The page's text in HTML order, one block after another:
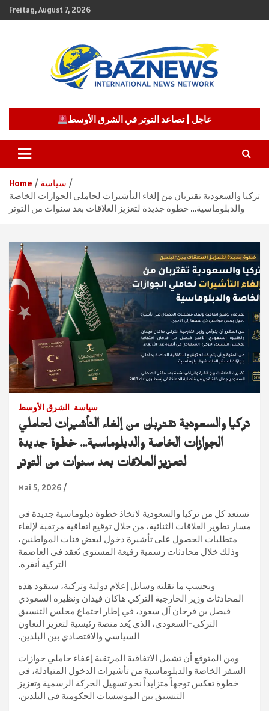
Skip
to
Freitag, August 7, 2026
BAZNEWS
عاجل | تصاعد التوتر في الشرق الأوسط
Home
سياسة
تركيا والسعودية تقتربان من إلغاء التأشيرات لحاملي الجوازات الخاصة
والدبلوماسية… خطوة جديدة لتعزيز العلاقات بعد سنوات من التوتر
الشرق الأوسط سياسة
تركيا والسعودية تقتربان من إلغاء التأشيرات لحاملي
الجوازات الخاصة والدبلوماسية… خطوة جديدة
لتعزيز العلاقات بعد سنوات من التوتر
Mai 5, 2026
تستعد كل من تركيا والسعودية لاتخاذ خطوة دبلوماسية جديدة في
مسار تطوير العلاقات الثنائية، من خلال توقيع اتفاقية مرتقبة لإلغاء
متطلبات الحصول على تأشيرة دخول لبعض فئات المواطنين،
وذلك خلال محادثات رسمية رفيعة المستوى تُعقد في العاصمة
التركية أنقرة.
وبحسب ما نقلته وسائل إعلام دولية وتركية، سيقود هذه
المحادثات وزير الخارجية التركي هاكان فيدان ونظيره السعودي
فيصل بن فرحان آل سعود، في إطار اجتماع مجلس التنسيق
التركي-السعودي، الذي يُعد منصة رئيسية لتعزيز التعاون
السياسي والاقتصادي بين البلدين.
ومن المتوقع أن تشمل الاتفاقية المرتقبة إعفاء حاملي جوازات
السفر الخاصة والدبلوماسية من تأشيرات الدخول المتبادلة، في
خطوة تعكس توجهاً متزايداً نحو تسهيل الحركة الرسمية وتعزيز
التنسيق بين المؤسسات الحكومية في البلدين.